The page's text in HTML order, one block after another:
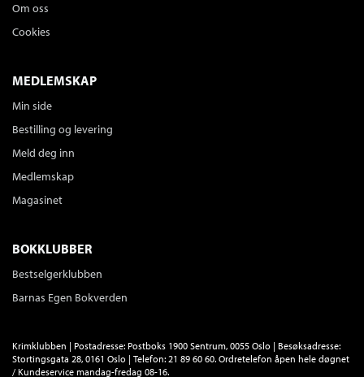
Om oss
Cookies
MEDLEMSKAP
Min side
Bestilling og levering
Meld deg inn
Medlemskap
Magasinet
BOKKLUBBER
Bestselgerklubben
Barnas Egen Bokverden
Krimklubben | Postadresse: Postboks 1900 Sentrum, 0055 Oslo | Besøksadresse:
Stortingsgata 28, 0161 Oslo | Telefon: 21 89 60 60. Ordretelefon åpen hele døgnet
/ Kundeservice mandag-fredag 08-16.